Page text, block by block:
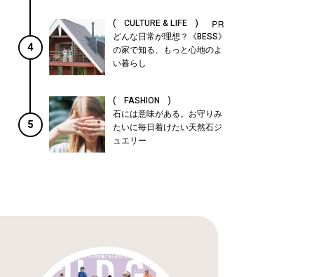
4
( CULTURE & LIFE )
どんな日常が理想？《BESS》
の家で知る、もっと心地のよ
い暮らし
5
( FASHION )
石には意味がある。お守りみ
たいに毎日着けたい天然石ジ
ュエリー